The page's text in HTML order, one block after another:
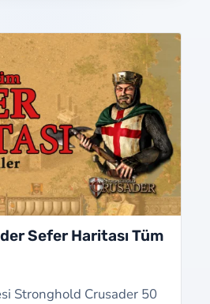
Sefer Haritası Tüm
Stronghold Crusader 50